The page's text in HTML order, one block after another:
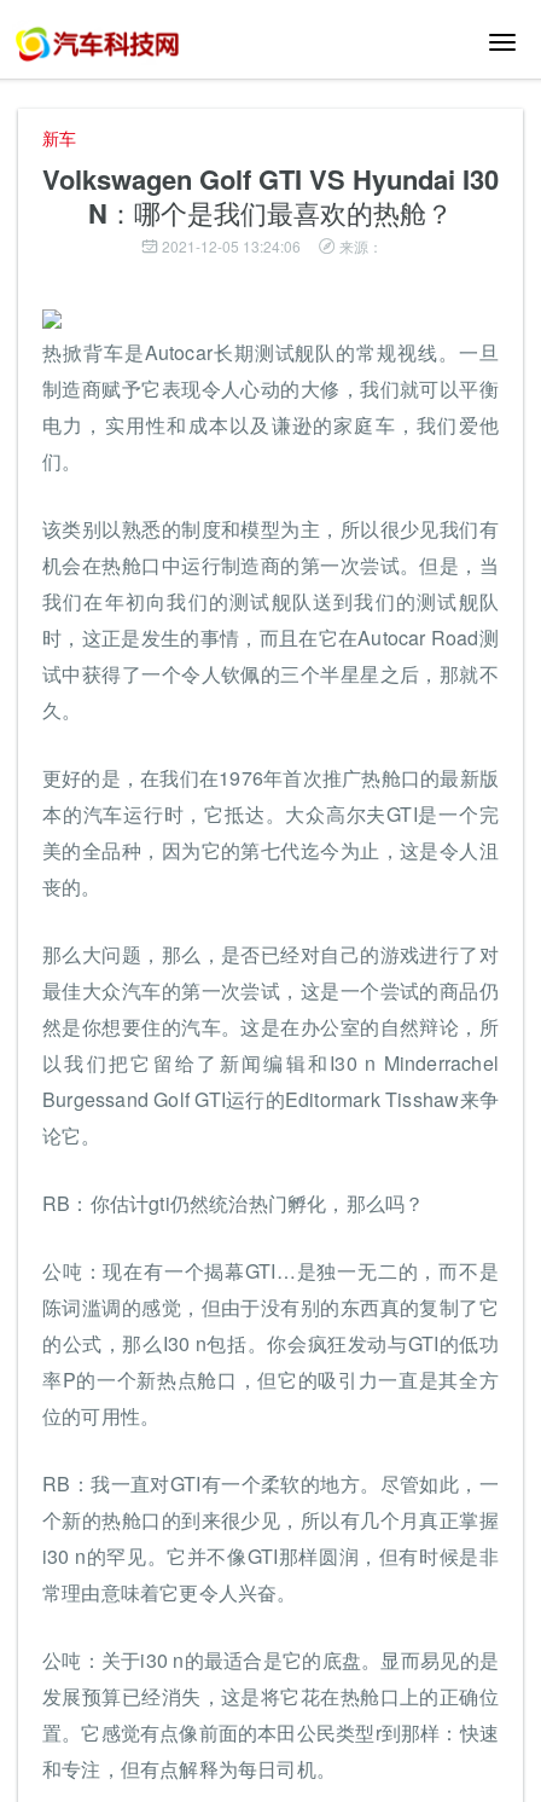
切
新车
Volkswagen Golf GTI VS Hyundai I30
N：哪个是我们最喜欢的热舱？
2021-12-05 13:24:06 来源：
热掀背车是Autocar长期测试舰队的常规视线。一旦
制造商赋予它表现令人心动的大修，我们就可以平衡
电力，实用性和成本以及谦逊的家庭车，我们爱他
们。
该类别以熟悉的制度和模型为主，所以很少见我们有
机会在热舱口中运行制造商的第一次尝试。但是，当
我们在年初向我们的测试舰队送到我们的测试舰队
时，这正是发生的事情，而且在它在Autocar Road测
试中获得了一个令人钦佩的三个半星星之后，那就不
久。
更好的是，在我们在1976年首次推广热舱口的最新版
本的汽车运行时，它抵达。大众高尔夫GTI是一个完
美的全品种，因为它的第七代迄今为止，这是令人沮
丧的。
那么大问题，那么，是否已经对自己的游戏进行了对
最佳大众汽车的第一次尝试，这是一个尝试的商品仍
然是你想要住的汽车。这是在办公室的自然辩论，所
以我们把它留给了新闻编辑和I30 n Minderrachel
Burgessand Golf GTI运行的Editormark Tisshaw来争
论它。
RB：你估计gti仍然统治热门孵化，那么吗？
公吨：现在有一个揭幕GTI…是独一无二的，而不是
陈词滥调的感觉，但由于没有别的东西真的复制了它
的公式，那么I30 n包括。你会疯狂发动与GTI的低功
率P的一个新热点舱口，但它的吸引力一直是其全方
位的可用性。
RB：我一直对GTI有一个柔软的地方。尽管如此，一
个新的热舱口的到来很少见，所以有几个月真正掌握
i30 n的罕见。它并不像GTI那样圆润，但有时候是非
常理由意味着它更令人兴奋。
公吨：关于i30 n的最适合是它的底盘。显而易见的是
发展预算已经消失，这是将它花在热舱口上的正确位
置。它感觉有点像前面的本田公民类型r到那样：快速
和专注，但有点解释为每日司机。